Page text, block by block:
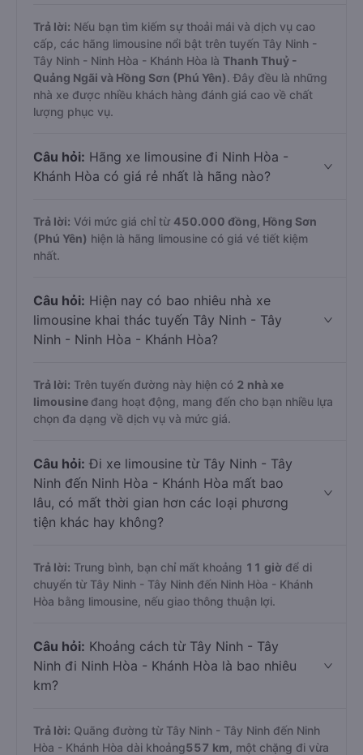
Trả lời: Nếu bạn tìm kiếm sự thoải mái và dịch vụ cao
cấp, các hãng limousine nổi bật trên tuyến Tây Ninh -
Tây Ninh - Ninh Hòa - Khánh Hòa là Thanh Thuỷ -
Quảng Ngãi và Hồng Sơn (Phú Yên). Đây đều là những
nhà xe được nhiều khách hàng đánh giá cao về chất
lượng phục vụ.
Câu hỏi: Hãng xe limousine đi Ninh Hòa -
Khánh Hòa có giá rẻ nhất là hãng nào?
Trả lời: Với mức giá chỉ từ 450.000 đồng, Hồng Sơn
(Phú Yên) hiện là hãng limousine có giá vé tiết kiệm
nhất.
Câu hỏi: Hiện nay có bao nhiêu nhà xe
limousine khai thác tuyến Tây Ninh - Tây
Ninh - Ninh Hòa - Khánh Hòa?
Trả lời: Trên tuyến đường này hiện có 2 nhà xe
limousine đang hoạt động, mang đến cho bạn nhiều lựa
chọn đa dạng về dịch vụ và mức giá.
Câu hỏi: Đi xe limousine từ Tây Ninh - Tây
Ninh đến Ninh Hòa - Khánh Hòa mất bao
lâu, có mất thời gian hơn các loại phương
tiện khác hay không?
Trả lời: Trung bình, bạn chỉ mất khoảng 11 giờ để di
chuyển từ Tây Ninh - Tây Ninh đến Ninh Hòa - Khánh
Hòa bằng limousine, nếu giao thông thuận lợi.
Câu hỏi: Khoảng cách từ Tây Ninh - Tây
Ninh đi Ninh Hòa - Khánh Hòa là bao nhiêu
km?
Trả lời: Quãng đường từ Tây Ninh - Tây Ninh đến Ninh
Hòa - Khánh Hòa dài khoảng557 km , một chặng đi vừa